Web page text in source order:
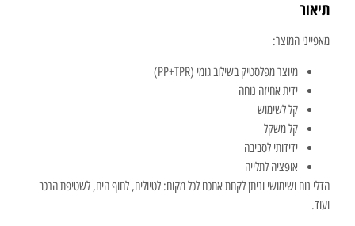
תיאור
מאפייני המוצר:
מיוצר מפלסטיק בשילוב גומי (PP+TPR)
ידית אחיזה נוחה
קל לשימוש
קל משקל
ידידותי לסביבה
אופציה לתלייה
הדלי נוח ושימושי וניתן לקחת אתכם לכל מקום: לטיולים, לחוף הים, לשטיפת הרכב
ועוד.